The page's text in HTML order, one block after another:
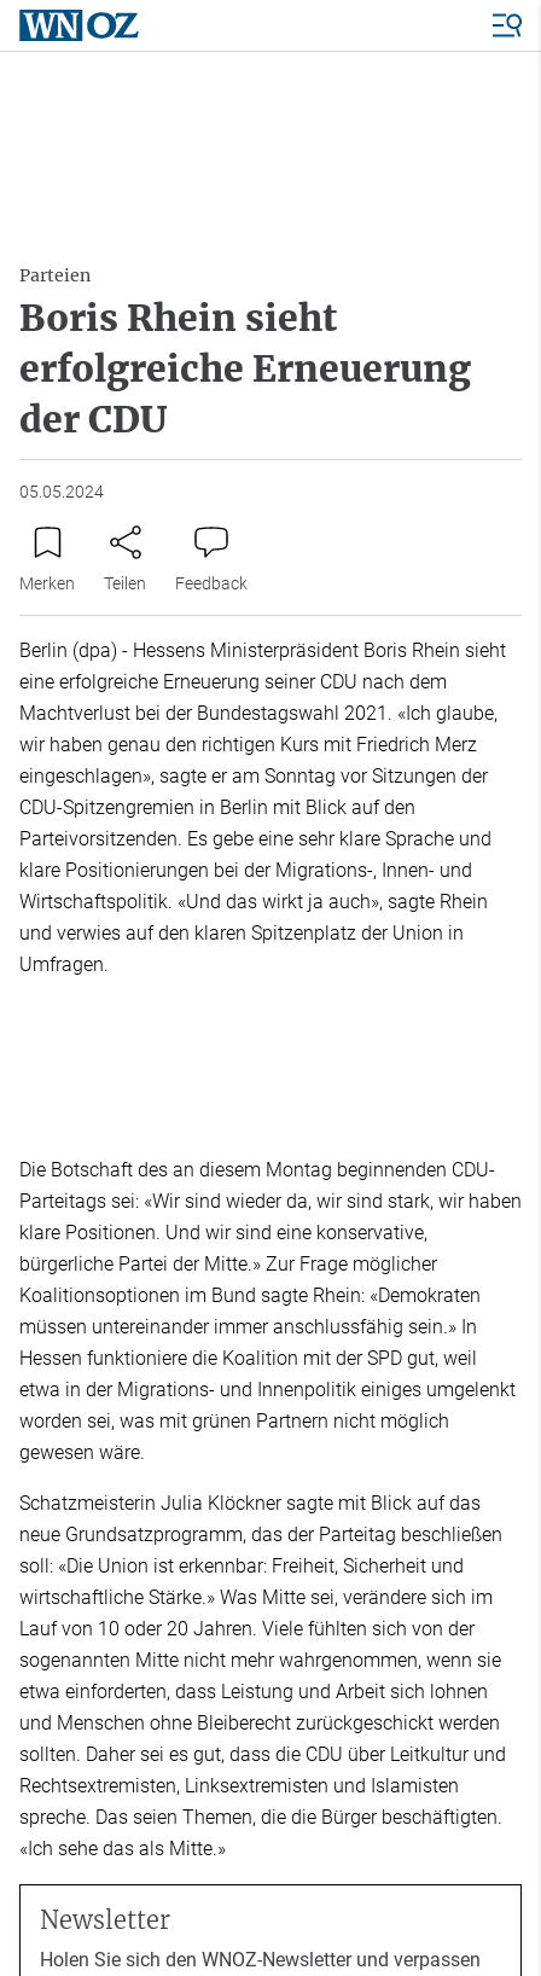
Parteien
Boris Rhein sieht
erfolgreiche Erneuerung
der CDU
05.05.2024
Merken Teilen Feedback
Berlin (dpa) - Hessens Ministerpräsident Boris Rhein sieht
eine erfolgreiche Erneuerung seiner CDU nach dem
Machtverlust bei der Bundestagswahl 2021. «Ich glaube,
wir haben genau den richtigen Kurs mit Friedrich Merz
eingeschlagen», sagte er am Sonntag vor Sitzungen der
CDU-Spitzengremien in Berlin mit Blick auf den
Parteivorsitzenden. Es gebe eine sehr klare Sprache und
klare Positionierungen bei der Migrations-, Innen- und
Wirtschaftspolitik. «Und das wirkt ja auch», sagte Rhein
und verwies auf den klaren Spitzenplatz der Union in
Umfragen.
Die Botschaft des an diesem Montag beginnenden CDU-
Parteitags sei: «Wir sind wieder da, wir sind stark, wir haben
klare Positionen. Und wir sind eine konservative,
bürgerliche Partei der Mitte.» Zur Frage möglicher
Koalitionsoptionen im Bund sagte Rhein: «Demokraten
müssen untereinander immer anschlussfähig sein.» In
Hessen funktioniere die Koalition mit der SPD gut, weil
etwa in der Migrations- und Innenpolitik einiges umgelenkt
worden sei, was mit grünen Partnern nicht möglich
gewesen wäre.
Schatzmeisterin Julia Klöckner sagte mit Blick auf das
neue Grundsatzprogramm, das der Parteitag beschließen
soll: «Die Union ist erkennbar: Freiheit, Sicherheit und
wirtschaftliche Stärke.» Was Mitte sei, verändere sich im
Lauf von 10 oder 20 Jahren. Viele fühlten sich von der
sogenannten Mitte nicht mehr wahrgenommen, wenn sie
etwa einforderten, dass Leistung und Arbeit sich lohnen
und Menschen ohne Bleiberecht zurückgeschickt werden
sollten. Daher sei es gut, dass die CDU über Leitkultur und
Rechtsextremisten, Linksextremisten und Islamisten
spreche. Das seien Themen, die die Bürger beschäftigten.
«Ich sehe das als Mitte.»
Newsletter
Holen Sie sich den WNOZ-Newsletter und verpassen